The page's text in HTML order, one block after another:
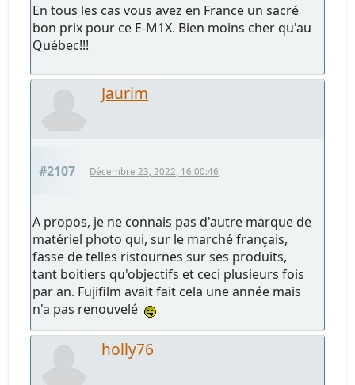
En tous les cas vous avez en France un sacré
bon prix pour ce E-M1X. Bien moins cher qu'au
Québec!!!
Jaurim
#2107 Décembre 23, 2022, 16:00:46
A propos, je ne connais pas d'autre marque de
matériel photo qui, sur le marché français,
fasse de telles ristournes sur ses produits,
tant boitiers qu'objectifs et ceci plusieurs fois
par an. Fujifilm avait fait cela une année mais
n'a pas renouvelé
holly76